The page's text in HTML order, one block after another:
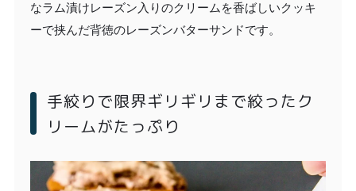
なラム漬けレーズン入りのクリームを香ばしいクッキ
ーで挟んだ背徳のレーズンバターサンドです。
手絞りで限界ギリギリまで絞ったク
リームがたっぷり